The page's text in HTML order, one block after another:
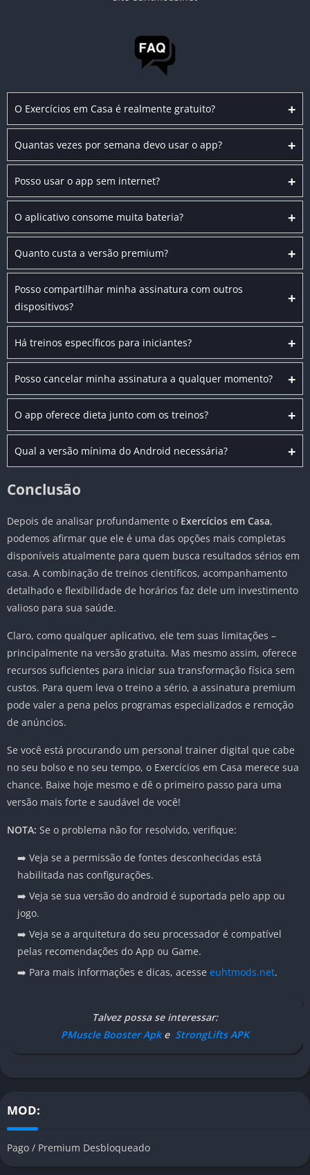
+
O Exercícios em Casa é realmente gratuito?
+
Quantas vezes por semana devo usar o app?
+
Posso usar o app sem internet?
+
O aplicativo consome muita bateria?
+
Quanto custa a versão premium?
+
Posso compartilhar minha assinatura com outros
dispositivos?
+
Há treinos específicos para iniciantes?
+
Posso cancelar minha assinatura a qualquer momento?
+
O app oferece dieta junto com os treinos?
+
Qual a versão mínima do Android necessária?
Conclusão
Depois de analisar profundamente o Exercícios em Casa,
podemos afirmar que ele é uma das opções mais completas
disponíveis atualmente para quem busca resultados sérios em
casa. A combinação de treinos científicos, acompanhamento
detalhado e flexibilidade de horários faz dele um investimento
valioso para sua saúde.
Claro, como qualquer aplicativo, ele tem suas limitações –
principalmente na versão gratuita. Mas mesmo assim, oferece
recursos suficientes para iniciar sua transformação física sem
custos. Para quem leva o treino a sério, a assinatura premium
pode valer a pena pelos programas especializados e remoção
de anúncios.
Se você está procurando um personal trainer digital que cabe
no seu bolso e no seu tempo, o Exercícios em Casa merece sua
chance. Baixe hoje mesmo e dê o primeiro passo para uma
versão mais forte e saudável de você!
NOTA: Se o problema não for resolvido, verifique:
➡️ Veja se a permissão de fontes desconhecidas está
habilitada nas configurações.
➡️ Veja se sua versão do android é suportada pelo app ou
jogo.
➡️ Veja se a arquitetura do seu processador é compatível
pelas recomendações do App ou Game.
➡️ Para mais informações e dicas, acesse euhtmods.net.
Talvez possa se interessar:
PMuscle Booster Apke StrongLifts APK
MOD:
Pago / Premium Desbloqueado